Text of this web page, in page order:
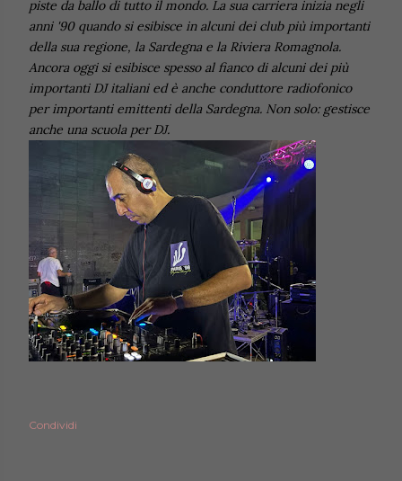
piste da ballo di tutto il mondo. La sua carriera inizia negli
anni '90 quando si esibisce in alcuni dei club più importanti
della sua regione, la Sardegna e la Riviera Romagnola.
Ancora oggi si esibisce spesso al fianco di alcuni dei più
importanti DJ italiani ed è anche conduttore radiofonico
per importanti emittenti della Sardegna. Non solo: gestisce
anche una scuola per DJ.
Condividi